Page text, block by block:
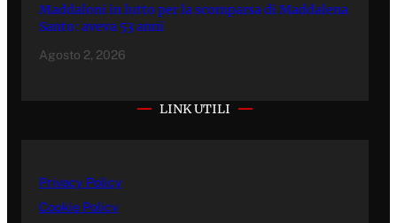
Maddaloni in lutto per la scomparsa di Maddalena
Santo: aveva 53 anni
Agosto 2, 2026
LINK UTILI
Privacy Policy
Cookie Policy